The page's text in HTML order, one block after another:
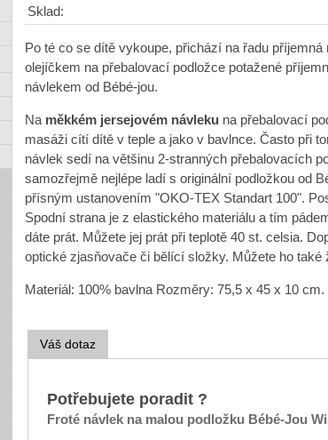
Sklad:
Po té co se dítě vykoupe, přichází na řadu
olejíčkem na přebalovací podložce potažené
návlekem od Bébé-jou.
Na měkkém jersejovém návleku na přebalovací
masáži cítí dítě v teple a jako v bavlnce. Často při
návlek sedí na většinu 2-stranných přebalovacích
samozřejmě nejlépe ladí s originální podložkou od
přísným ustanovením "OKO-TEX Standart 100".
Spodní strana je z elastického materiálu a tím
dáte prát. Můžete jej prát při teplotě 40 st. celsia.
optické zjasňovače či bělící složky. Můžete ho také
Materiál: 100% bavlna Rozměry: 75,5 x 45 x 10 cm.
Váš dotaz
Potřebujete poradit ?
Froté návlek na malou podložku Bébé-Jou